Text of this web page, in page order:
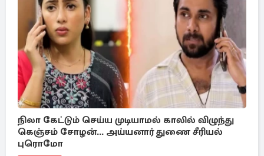
நிலா கேட்டும் செய்ய முடியாமல் காலில் விழுந்து
கெஞ்சம் சோழன்... அய்யனார் துணை சீரியல்
புரொமோ